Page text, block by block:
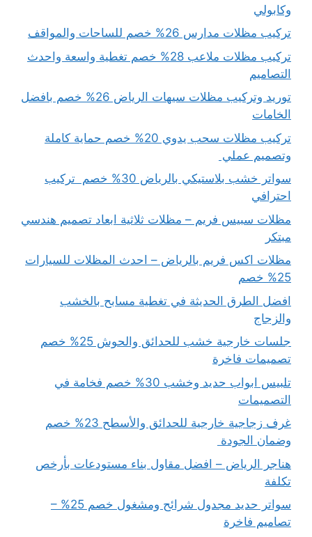
وكابولي
تركيب مظلات مدارس 26% خصم للساحات والمواقف
تركيب مظلات ملاعب 28% خصم تغطية واسعة واحدث
التصاميم
توريد وتركيب مظلات سيهات الرياض 26% خصم بافضل
الخامات
تركيب مظلات سحب يدوي 20% خصم حماية كاملة
وتصميم عملي
سواتر خشب بلاستيكي بالرياض 30% خصم تركيب
احترافي
مظلات سبيس فريم – مظلات ثلاثية ابعاد تصميم هندسي
مبتكر
مظلات اكس فريم بالرياض – احدث المظلات للسيارات
25% خصم
افضل الطرق الحديثة في تغطية مسابح بالخشب
والزجاج
جلسات خارجية خشب للحدائق والحوش 25% خصم
تصميمات فاخرة
تلبيس ابواب حديد وخشب 30% خصم فخامة في
التصميمات
غرف زجاجية خارجية للحدائق والأسطح 23% خصم
وضمان الجودة
هناجر الرياض – افضل مقاول بناء مستودعات بأرخص
تكلفة
سواتر حديد مجدول شرائح ومشغول خصم 25% –
تصاميم فاخرة